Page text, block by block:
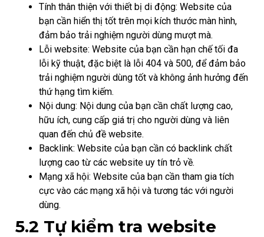
Tính thân thiện với thiết bị di động: Website của
bạn cần hiển thị tốt trên mọi kích thước màn hình,
đảm bảo trải nghiệm người dùng mượt mà.
Lỗi website: Website của bạn cần hạn chế tối đa
lỗi kỹ thuật, đặc biệt là lỗi 404 và 500, để đảm bảo
trải nghiệm người dùng tốt và không ảnh hưởng đến
thứ hạng tìm kiếm.
Nội dung: Nội dung của bạn cần chất lượng cao,
hữu ích, cung cấp giá trị cho người dùng và liên
quan đến chủ đề website.
Backlink: Website của bạn cần có backlink chất
lượng cao từ các website uy tín trỏ về.
Mạng xã hội: Website của bạn cần tham gia tích
cực vào các mạng xã hội và tương tác với người
dùng.
5.2 Tự kiểm tra website